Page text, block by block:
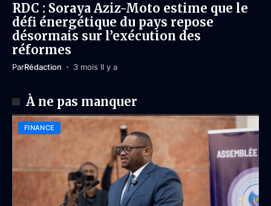
RDC : Soraya Aziz-Moto estime que le
défi énergétique du pays repose
désormais sur l’exécution des
réformes
ParRédaction 3 mois Il y a
À ne pas manquer
FINANCE